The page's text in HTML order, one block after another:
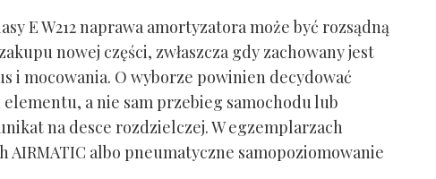
E W212 naprawa amortyzatora może być rozsądną
nowej części, zwłaszcza gdy zachowany jest
i mocowania. O wyborze powinien decydować
a nie sam przebieg samochodu lub
na desce rozdzielczej. W egzemplarzach
AIRMATIC albo pneumatyczne samopoziomowanie